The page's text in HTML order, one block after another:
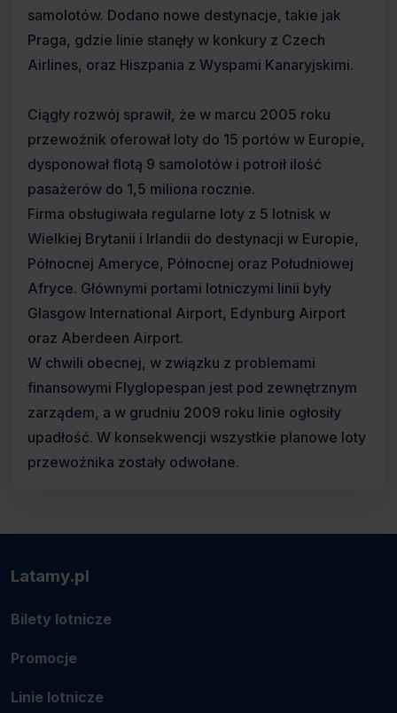
samolotów. Dodano nowe destynacje, takie jak
Praga, gdzie linie stanęły w konkury z Czech
Airlines, oraz Hiszpania z Wyspami Kanaryjskimi.
Ciągły rozwój sprawił, że w marcu 2005 roku
przewoźnik oferował loty do 15 portów w Europie,
dysponował flotą 9 samolotów i potroił ilość
pasażerów do 1,5 miliona rocznie.
Firma obsługiwała regularne loty z 5 lotnisk w
Wielkiej Brytanii i Irlandii do destynacji w Europie,
Północnej Ameryce, Północnej oraz Południowej
Afryce. Głównymi portami lotniczymi linii były
Glasgow International Airport, Edynburg Airport
oraz Aberdeen Airport.
W chwili obecnej, w związku z problemami
finansowymi Flyglopespan jest pod zewnętrznym
zarządem, a w grudniu 2009 roku linie ogłosiły
upadłość. W konsekwencji wszystkie planowe loty
przewoźnika zostały odwołane.
Latamy.pl
Bilety lotnicze
Promocje
Linie lotnicze